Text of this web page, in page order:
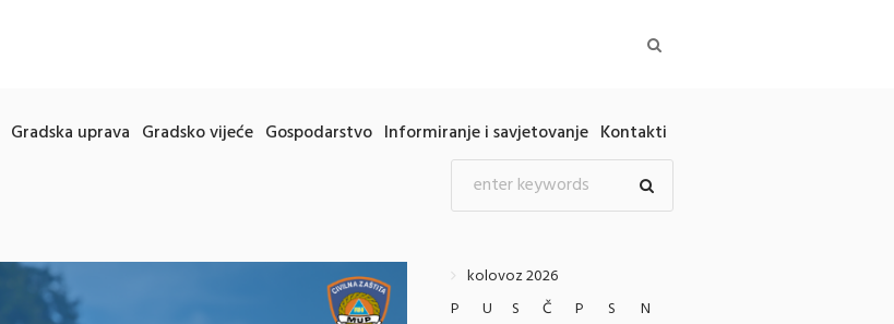
Gradska uprava Gradsko vijeće Gospodarstvo Informiranje i savjetovanje Kontakti
kolovoz 2026
P
U S Č P S
N